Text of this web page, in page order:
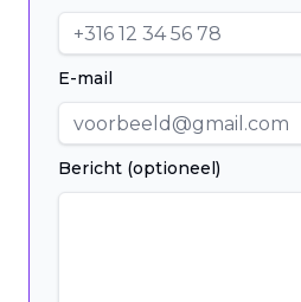
E-mail
Bericht (optioneel)